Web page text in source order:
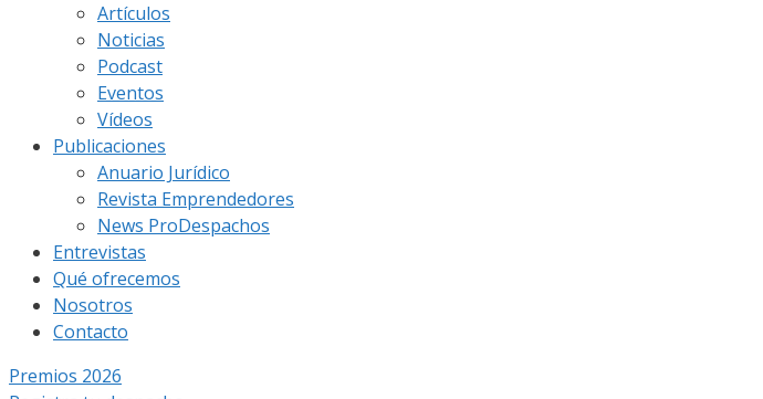
Artículos
Noticias
Podcast
Eventos
Vídeos
Publicaciones
Anuario Jurídico
Revista Emprendedores
News ProDespachos
Entrevistas
Qué ofrecemos
Nosotros
Contacto
Premios 2026